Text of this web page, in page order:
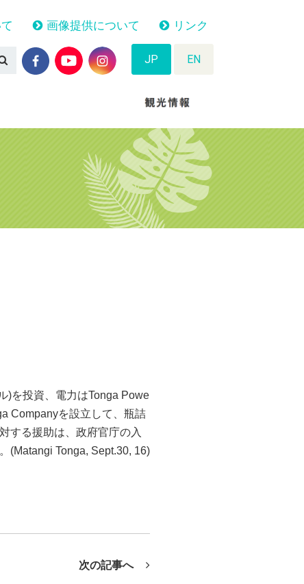
画像提供について リンク
JP EN
)を投資、電力はTonga Powe
Companyを設立して、瓶詰
する援助は、政府官庁の入
(Matangi Tonga, Sept.30, 16)
次の記事へ